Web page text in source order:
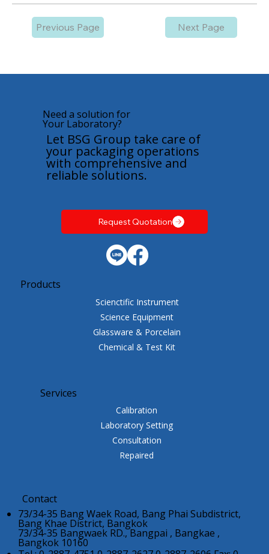
Previous Page Next Page
Need a solution for
Your Laboratory?
Let BSG Group take care of
your packaging operations
with comprehensive and
reliable solutions.
Request Quotation
Products
Scienctific Instrument
Science Equipment
Glassware & Porcelain
Chemical & Test Kit
Services
Calibration
Laboratory Setting
Consultation
Repaired
Contact
73/34-35 Bang Waek Road, Bang Phai Subdistrict,
Bang Khae District, Bangkok
73/34-35 Bangwaek RD., Bangpai , Bangkae ,
Bangkok 10160